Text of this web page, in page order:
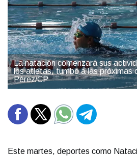
La natación comenzará sus
los atletas, tumbo a las próximas
Pérez/CP
Este martes, deportes como